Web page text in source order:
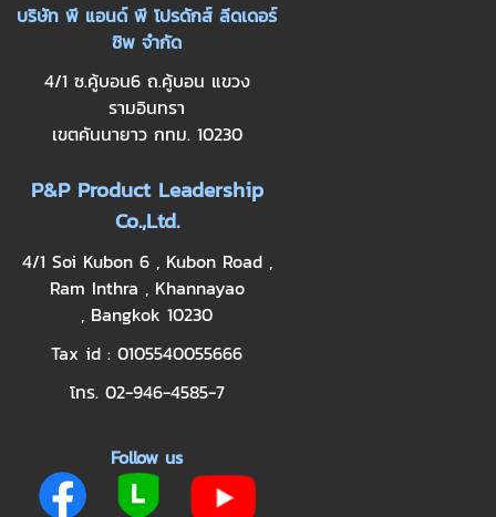
บริษัท พี แอนด์ พี โปรดักส์ ลีดเดอร์
ชิพ จำกัด
4/1 ซ.คู้บอน6 ถ.คู้บอน แขวง
รามอินทรา
เขตคันนายาว กทม. 10230
P&P Product Leadership
Co.,Ltd.
4/1 Soi Kubon 6 , Kubon Road ,
Ram Inthra , Khannayao
, Bangkok 10230
Tax id : 0105540055666
โทร. 02-946-4585-7
Follow us